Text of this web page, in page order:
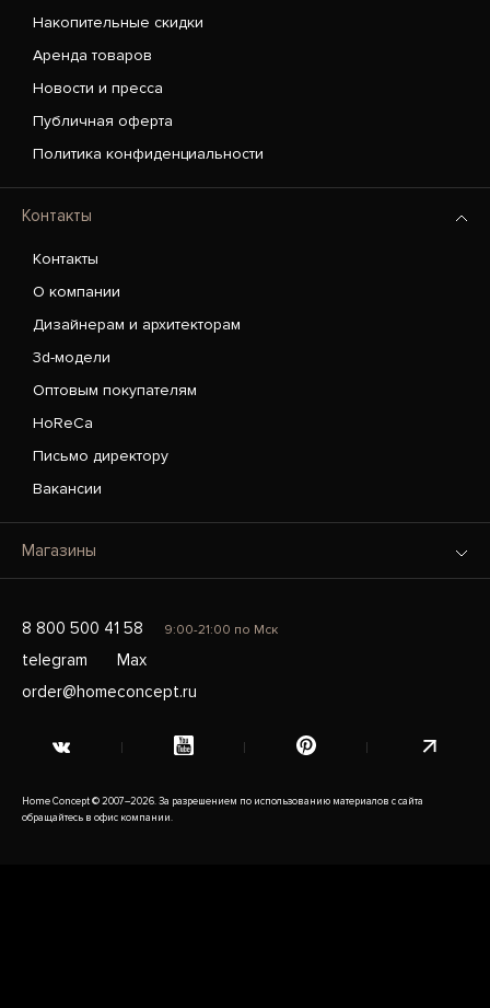
Накопительные скидки
Аренда товаров
Новости и пресса
Публичная оферта
Политика конфиденциальности
Контакты
Контакты
О компании
Дизайнерам и архитекторам
3d-модели
Оптовым покупателям
HoReCa
Письмо директору
Вакансии
Магазины
8 800 500 41 58 9:00-21:00 по Мск
telegram
Max
order@homeconcept.ru
Home Concept © 2007–2026. За разрешением по использованию материалов с сайта
обращайтесь в офис компании.